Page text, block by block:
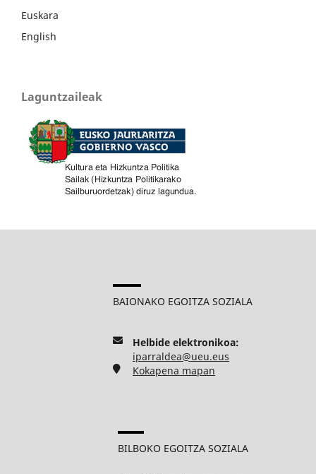
Euskara
English
Laguntzaileak
BAIONAKO EGOITZA SOZIALA
Helbide elektronikoa:
iparraldea@ueu.eus
Kokapena mapan
BILBOKO EGOITZA SOZIALA